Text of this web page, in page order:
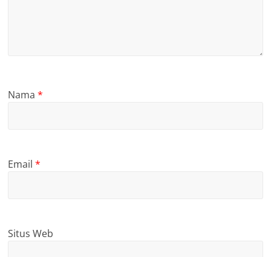
Nama*
Email*
Situs Web